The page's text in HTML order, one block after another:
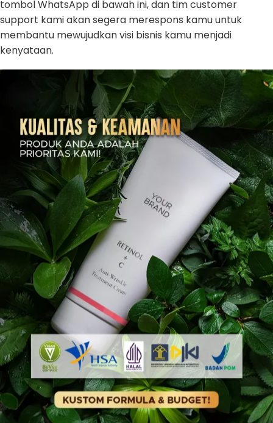
tombol WhatsApp di bawah ini, dan tim customer
support kami akan segera merespons kamu untuk
membantu mewujudkan visi bisnis kamu menjadi
kenyataan.